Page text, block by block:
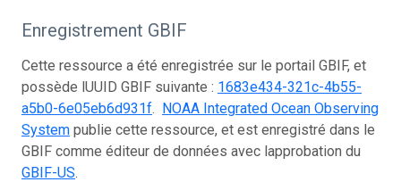
Enregistrement GBIF
Cette ressource a été enregistrée sur le portail GBIF, et
possède lUUID GBIF suivante : 1683e434-321c-4b55-
a5b0-6e05eb6d931f. NOAA Integrated Ocean Observing
System publie cette ressource, et est enregistré dans le
GBIF comme éditeur de données avec lapprobation du
GBIF-US.